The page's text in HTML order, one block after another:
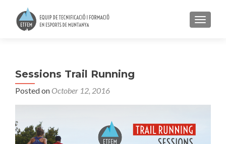
Sessions Trail Running
Posted on October 12, 2016